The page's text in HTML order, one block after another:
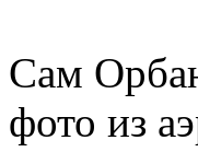
Сам
фото из